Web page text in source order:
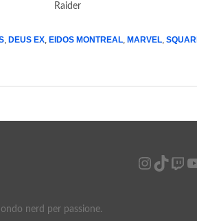
Raider
, DEUS EX, EIDOS MONTREAL, MARVEL,
nerd per passione.